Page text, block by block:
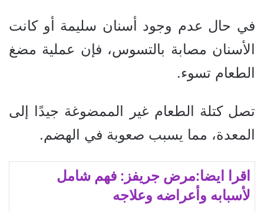
في حال عدم وجود أسنان سليمة أو كانت
الأسنان مصابة بالتسوس، فإن عملية مضغ
الطعام تسوء.
تصل كتلة الطعام غير الممضوغة جيدًا إلى
المعدة، مما يسبب صعوبة في الهضم.
اقرا ايضا:مرض جريفز: فهم شامل
لأسبابه وأعراضه وعلاجه